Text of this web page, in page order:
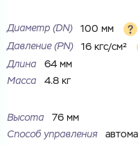
Диаметр (DN)
100 мм
Давление (PN)
16 кгс/см²
Длина
64 мм
Масса
4.8 кг
Высота
76 мм
Способ управления